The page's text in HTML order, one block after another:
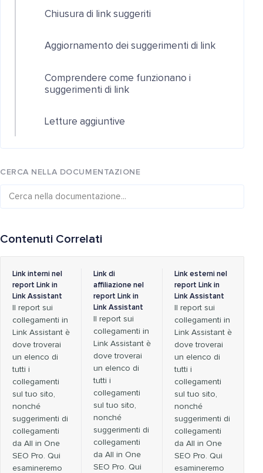
Chiusura di link suggeriti
Aggiornamento dei suggerimenti di link
Comprendere come funzionano i
suggerimenti di link
Letture aggiuntive
CERCA NELLA DOCUMENTAZIONE
Contenuti Correlati
Link interni nel
report Link in
Link Assistant
Il report sui
collegamenti in
Link Assistant è
dove troverai
un elenco di
tutti i
collegamenti
sul tuo sito,
nonché
suggerimenti di
collegamenti
da All in One
SEO Pro. Qui
esamineremo
Link di
affiliazione nel
report Link in
Link Assistant
Il report sui
collegamenti in
Link Assistant è
dove troverai
un elenco di
tutti i
collegamenti
sul tuo sito,
nonché
suggerimenti di
collegamenti
da All in One
SEO Pro. Qui
Link esterni nel
report Link in
Link Assistant
Il report sui
collegamenti in
Link Assistant è
dove troverai
un elenco di
tutti i
collegamenti
sul tuo sito,
nonché
suggerimenti di
collegamenti
da All in One
SEO Pro. Qui
esamineremo